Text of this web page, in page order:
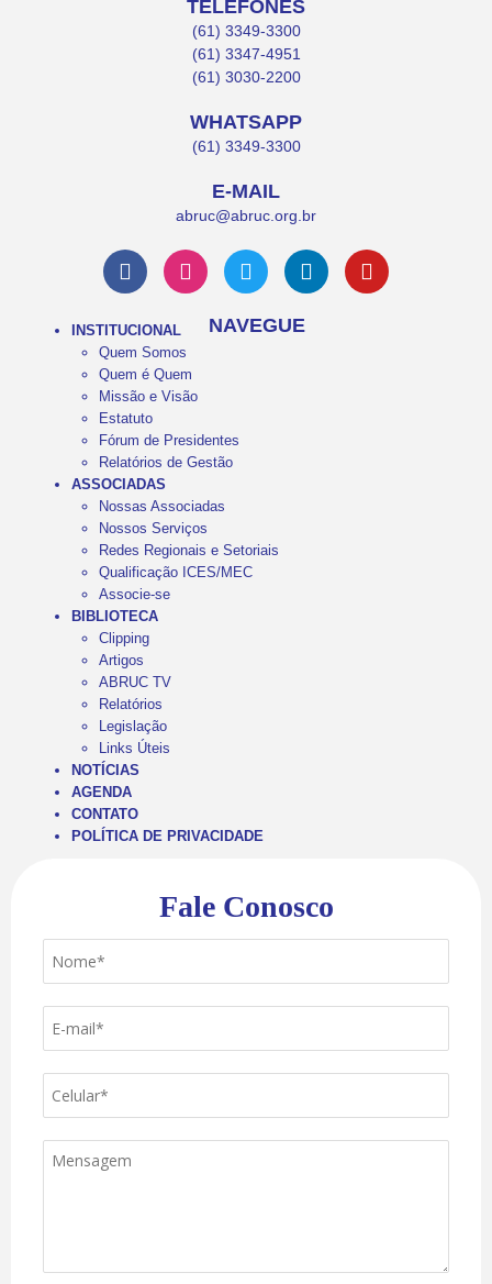
TELEFONES
(61) 3349-3300
(61) 3347-4951
(61) 3030-2200
WHATSAPP
(61) 3349-3300
E-MAIL
abruc@abruc.org.br
NAVEGUE
INSTITUCIONAL
Quem Somos
Quem é Quem
Missão e Visão
Estatuto
Fórum de Presidentes
Relatórios de Gestão
ASSOCIADAS
Nossas Associadas
Nossos Serviços
Redes Regionais e Setoriais
Qualificação ICES/MEC
Associe-se
BIBLIOTECA
Clipping
Artigos
ABRUC TV
Relatórios
Legislação
Links Úteis
NOTÍCIAS
AGENDA
CONTATO
POLÍTICA DE PRIVACIDADE
Fale Conosco